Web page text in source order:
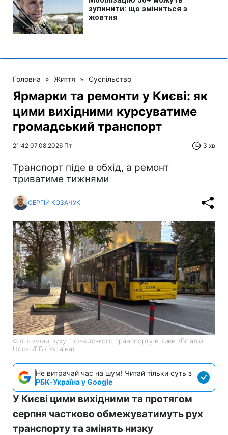
Головна » Життя » Суспільство
Ярмарки та ремонти у Києві: як
цими вихідними курсуватиме
громадський транспорт
21:42 07.08.2026 Пт 3 хв
Транспорт піде в обхід, а ремонт
триватиме тижнями
СЕРГІЙ КОЗАЧУК
Фото: зміни руху громадського транспорту в Києві (Віталій
Носач/РБК-Україна)
Не витрачай час на шум! Читай тільки суть з
РБК-Україна у Google
У Києві цими вихідними та протягом
серпня частково обмежуватимуть рух
транспорту та змінять низку